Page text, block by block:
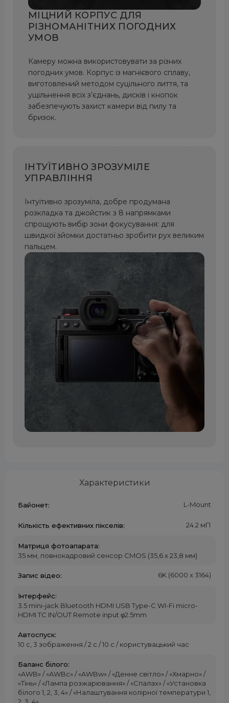
МІЦНИЙ КОРПУС ДЛЯ
РІЗНОМАНІТНИХ ПОГОДНИХ
УМОВ
Камеру можна використовувати за різних
погодних умов. Корпус із магнієвого сплаву,
виготовлений методом суцільного лиття, та
ущільнення всіх з’єднань, дисків і кнопок
забезпечують захист камери від пилу та
бризок.
ІНТУЇТИВНО ЗРОЗУМІЛЕ
УПРАВЛІННЯ
Інтуїтивно зрозуміла, добре продумана
розкладка та джойстик з 8 напрямками
спрощують вибір зони фокусування: для
швидкої зйомки достатньо зробити рух великим
пальцем.
Характеристики
Байонет: L-Mount
Кількість ефективних пікселів: 24.2 мП
Матриця фотоапарата:
35 мм, повнокадровий сенсор CMOS (35,6 x 23,8 мм)
Запис відео: 6K (6000 x 3164)
Інтерфейс:
3.5 mini-jack Bluetooth HDMI USB Type-C WI-Fi micro-
HDMI TC IN/OUT Remote input φ2.5mm
Автоспуск:
10 с, 3 зображення / 2 с / 10 с / користувацький час
Баланс білого:
«AWB» / «AWBc» / «AWBw» / «Денне світло» / «Хмарно» /
«Тінь» / «Лампа розжарювання» / «Спалах» / «Установка
білого 1, 2, 3, 4» / «Налаштування колірної температури 1,
2, 3, 4»